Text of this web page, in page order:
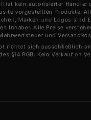
ist kein autorisierter Händler
vorgestellten Produkte.
Marken und Logos sind
Inhaber. Alle Preise
und
richtet sich ausschließlich
§14 BGB. Kein Verkauf an